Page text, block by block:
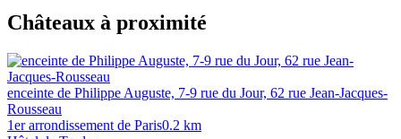
Châteaux à proximité
enceinte de Philippe Auguste, 7-9 rue du Jour, 62 rue Jean-Jacques-
Rousseau
1er arrondissement de Paris0.2 km